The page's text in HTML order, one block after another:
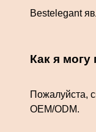
Bestelegant
Как я
Пожалуйста,
OEM/ODM.